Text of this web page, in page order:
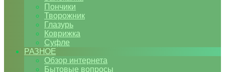
Пончики
Творожник
Глазурь
Коврижка
Суфле
РАЗНОЕ
Обзор интернета
Бытовые вопросы